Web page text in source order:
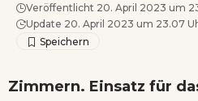
Veröffentlicht 20. April 2023 um
Update 20. April 2023 um 23.07
Zimmern. Einsatz für